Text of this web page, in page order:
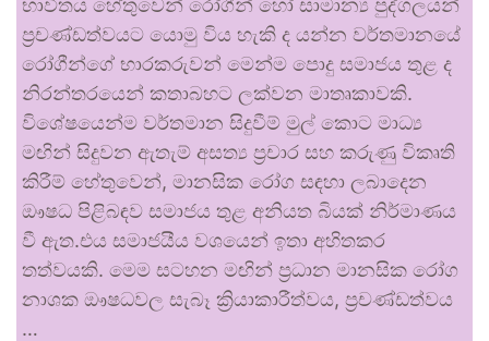
භාවිතය හේතුවෙන් රෝගීන් හෝ සාමාන්‍ය පුද්ගලයන්
ප්‍රචණ්ඩත්වයට යොමු විය හැකි ද යන්න වර්තමානයේ
රෝගීන්ගේ භාරකරුවන් මෙන්ම පොදු සමාජය තුළ ද
නිරන්තරයෙන් කතාබහට ලක්වන මාතෘකාවකි.
විශේෂයෙන්ම වර්තමාන සිදුවීම් මුල් කොට මාධ්‍ය
මඟින් සිදුවන ඇතැම් අසත්‍ය ප්‍රචාර සහ කරුණු විකෘති
කිරීම් හේතුවෙන්, මානසික රෝග සඳහා ලබාදෙන
ඖෂධ පිළිබඳව සමාජය තුළ අනියත බියක් නිර්මාණය
වී ඇත.එය සමාජයීය වශයෙන් ඉතා අහිතකර
තත්වයකි. මෙම සටහන මඟින් ප්‍රධාන මානසික රෝග
නාශක ඖෂධවල සැබෑ ක්‍රියාකාරීත්වය, ප්‍රචණ්ඩත්වය
…